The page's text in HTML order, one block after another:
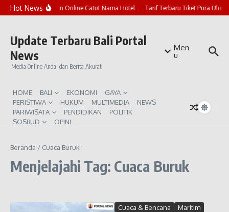
Lewati ke konten
Hot News
Marak Penipuan Online Catut Nama Hotel Tarif Terbaru Tiket Pura Ulun
Update Terbaru Bali Portal
News
Media Online Andal dan Berita Akurat
Men
u
HOME BALI EKONOMI
GAYA
PERISTIWA
HUKUM MULTIMEDIA
NEWS
PARIWISATA
PENDIDIKAN
POLITIK
SOSBUD
OPINI
Beranda / Cuaca Buruk
Menjelajahi Tag: Cuaca Buruk
Cuaca & Bencana
Maritim